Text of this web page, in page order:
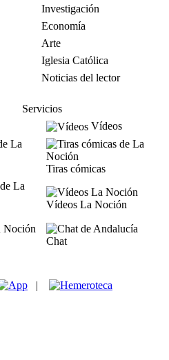
Investigación
Economía
Arte
Iglesia Católica
Noticias del lector
Servicios
Vídeos
Tiras cómicas
Vídeos La Noción
Chat
|